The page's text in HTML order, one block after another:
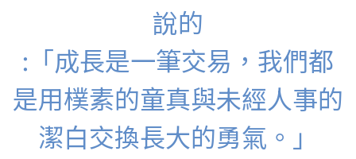
說的
:「成長是一筆交易，我們都
是用樸素的童真與未經人事的
潔白交換長大的勇氣。」